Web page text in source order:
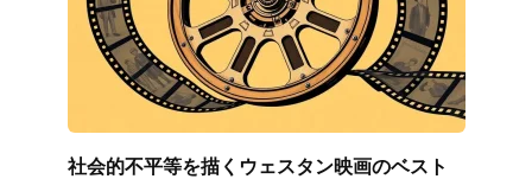
社会的不平等を描くウェスタン映画のベスト